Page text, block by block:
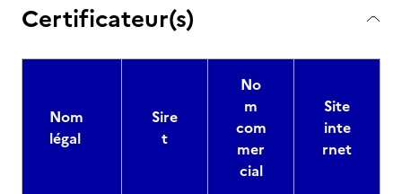
Certificateur(s)
Nom
légal
Sire
t
No
m
com
mer
cial
Site
inte
rnet